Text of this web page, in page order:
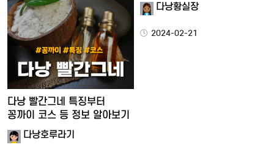
다낭황실장
2024-02-21
다낭 빨간그네 특징부터
꽁까이 코스 등 정보 알아보기
다낭호루라기